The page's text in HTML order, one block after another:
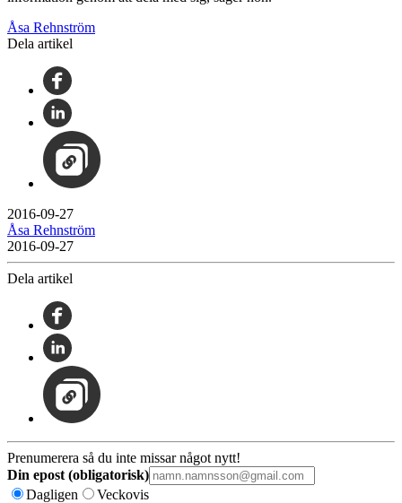
Åsa Rehnström
Dela artikel
2016-09-27
Åsa Rehnström
2016-09-27
Dela artikel
Prenumerera så du inte missar något nytt!
Din epost (obligatorisk)
Dagligen
Veckovis